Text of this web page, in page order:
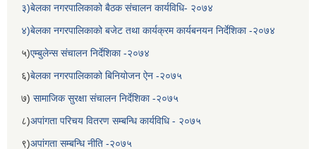
३)बेलका नगरपालिकाको बैठक संचालन कार्यविधि- २०७४
४)बेलका नगरपालिकाको बजेट तथा कार्यक्रम कार्यबनयन निर्देशिका -२०७४
५)एम्बुलेन्स संचालन निर्देशिका -२०७४
६)बेलका नगरपालिकाको बिनियोजन ऐन -२०७५
७) सामाजिक सुरक्षा संचालन निर्देशिका -२०७५
८)अपांगता परिचय वितरण सम्बन्धि कार्यविधि - २०७५
९)अपांगता सम्बन्धि नीति -२०७५